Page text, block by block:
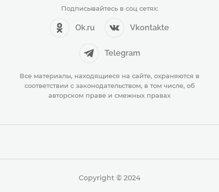
Подписывайтесь в соц сетях:
Ok.ru Vkontakte
Telegram
Все материалы, находящиеся на сайте, охраняются в
соответствии с законодательством, в том числе, об
авторском праве и смежных правах
Copyright © 2024